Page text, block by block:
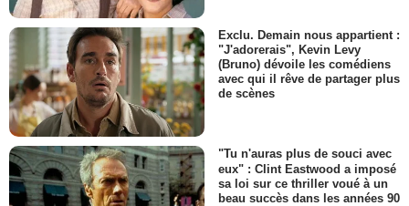
Exclu. Demain nous appartient :
"J'adorerais", Kevin Levy
(Bruno) dévoile les comédiens
avec qui il rêve de partager plus
de scènes
"Tu n'auras plus de souci avec
eux" : Clint Eastwood a imposé
sa loi sur ce thriller voué à un
beau succès dans les années 90